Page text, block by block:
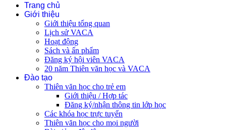
Trang chủ
Giới thiệu
Giới thiệu tổng quan
Lịch sử VACA
Hoạt động
Sách và ấn phẩm
Đăng ký hội viên VACA
20 năm Thiên văn học và VACA
Đào tạo
Thiên văn học cho trẻ em
Giới thiệu / Hợp tác
Đăng ký/nhận thông tin lớp học
Các khóa học trực tuyến
Thiên văn học cho mọi người